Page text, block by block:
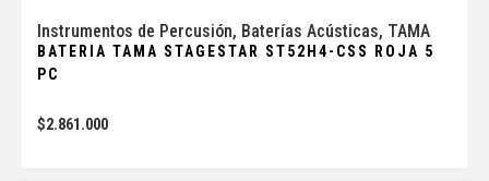
Instrumentos de Percusión, Baterías Acústicas, TAMA
BATERIA TAMA STAGESTAR ST52H4-CSS ROJA 5
PC
$2.861.000